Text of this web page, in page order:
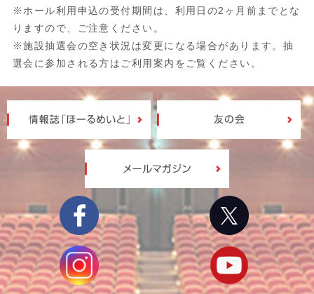
※ホール利用申込の受付期間は、利用日の2ヶ月前までとな
りますので、ご注意ください。
※施設抽選会の空き状況は変更になる場合があります。抽
選会に参加される方はご利用案内をご覧ください。